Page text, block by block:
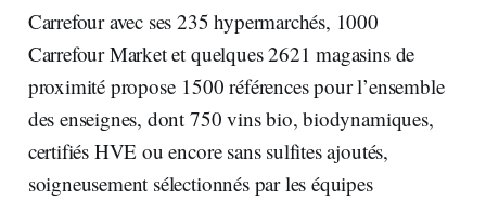
Carrefour avec ses 235 hypermarchés, 1000
Carrefour Market et quelques 2621 magasins de
proximité propose 1500 références pour l’ensemble
des enseignes, dont 750 vins bio, biodynamiques,
certifiés HVE ou encore sans sulfites ajoutés,
soigneusement sélectionnés par les équipes